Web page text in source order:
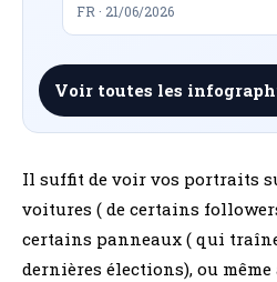
FR · 21/06/2026
Voir toutes les
Il suffit de voir vos portraits
voitures ( de certains
certains panneaux ( qui
dernières élections), ou